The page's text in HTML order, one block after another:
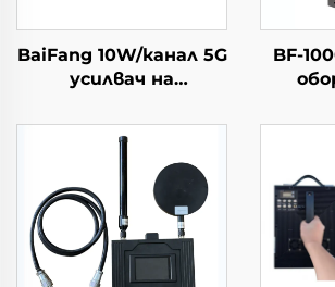
BaiFang 10W/канал 5G
усилвач на
Бустер
BF-